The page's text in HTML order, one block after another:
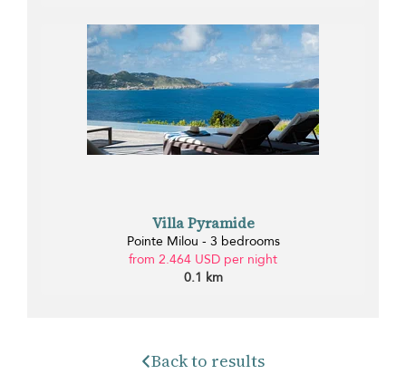
Villa Pyramide
Pointe Milou - 3 bedrooms
from 2.464 USD per night
0.1 km
Back to results